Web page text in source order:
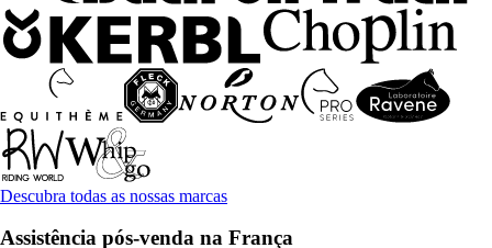
Descubra todas as nossas marcas
Assistência pós-venda na França